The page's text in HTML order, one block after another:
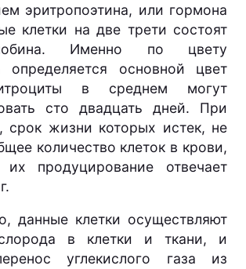
эритропоэтина, или гормона
клетки на две трети состоят
Именно по цвету
определяется основной цвет
в среднем могут
сто двадцать дней. При
срок жизни которых истек, не
количество клеток в крови,
продуцирование отвечает
данные клетки осуществляют
в клетки и ткани, и
углекислого газа из